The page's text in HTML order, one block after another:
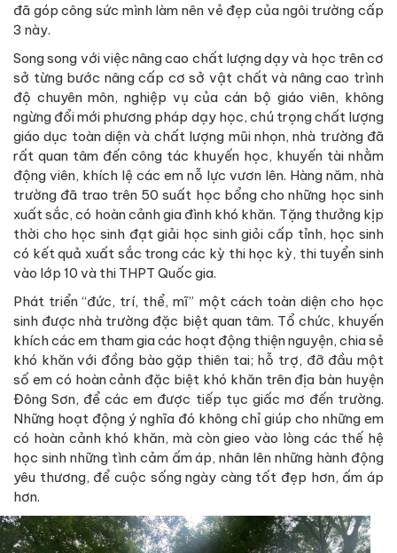
đã góp công sức mình làm nên vẻ đẹp của ngôi trường cấp
3 này.
Song song với việc nâng cao chất lượng dạy và học trên cơ
sở từng bước nâng cấp cơ sở vật chất và nâng cao trình
độ chuyên môn, nghiệp vụ của cán bộ giáo viên, không
ngừng đổi mới phương pháp dạy học, chú trọng chất lượng
giáo dục toàn diện và chất lượng mũi nhọn, nhà trường đã
rất quan tâm đến công tác khuyến học, khuyến tài nhằm
động viên, khích lệ các em nỗ lực vươn lên. Hàng năm, nhà
trường đã trao trên 50 suất học bổng cho những học sinh
xuất sắc, có hoàn cảnh gia đình khó khăn. Tặng thưởng kịp
thời cho học sinh đạt giải học sinh giỏi cấp tỉnh, học sinh
có kết quả xuất sắc trong các kỳ thi học kỳ, thi tuyển sinh
vào lớp 10 và thi THPT Quốc gia.
Phát triển “đức, trí, thể, mĩ” một cách toàn diện cho học
sinh được nhà trường đặc biệt quan tâm. Tổ chức, khuyến
khích các em tham gia các hoạt động thiện nguyện, chia sẻ
khó khăn với đồng bào gặp thiên tai; hỗ trợ, đỡ đầu một
số em có hoàn cảnh đặc biệt khó khăn trên địa bàn huyện
Đông Sơn, để các em được tiếp tục giấc mơ đến trường.
Những hoạt động ý nghĩa đó không chỉ giúp cho những em
có hoàn cảnh khó khăn, mà còn gieo vào lòng các thế hệ
học sinh những tình cảm ấm áp, nhân lên những hành động
yêu thương, để cuộc sống ngày càng tốt đẹp hơn, ấm áp
hơn.